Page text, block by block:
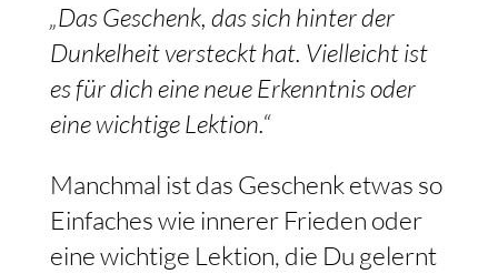
„Das Geschenk, das sich hinter der
Dunkelheit versteckt hat. Vielleicht ist
es für dich eine neue Erkenntnis oder
eine wichtige Lektion.“
Manchmal ist das Geschenk etwas so
Einfaches wie innerer Frieden oder
eine wichtige Lektion, die Du gelernt